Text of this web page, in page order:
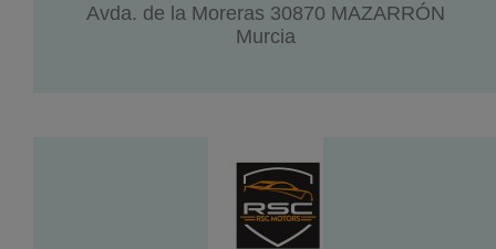
Avda. de la Moreras 30870 MAZARRÓN
Murcia